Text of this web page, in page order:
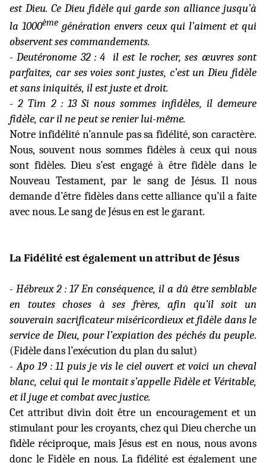
est Dieu. Ce Dieu fidèle qui garde son alliance jusqu’à
la 1000ème génération envers ceux qui l’aiment et qui
observent ses commandements.
- Deutéronome 32 : 4 il est le rocher, ses œuvres sont
parfaites, car ses voies sont justes, c’est un Dieu fidèle
et sans iniquités, il est juste et droit.
- 2 Tim 2 : 13 Si nous sommes infidèles, il demeure
fidèle, car il ne peut se renier lui-même.
Notre infidélité n’annule pas sa fidélité, son caractère.
Nous, souvent nous sommes fidèles à ceux qui nous
sont fidèles. Dieu s’est engagé à être fidèle dans le
Nouveau Testament, par le sang de Jésus. Il nous
demande d’être fidèles dans cette alliance qu’il a faite
avec nous. Le sang de Jésus en est le garant.
La Fidélité est également un attribut de Jésus
- Hébreux 2 : 17 En conséquence, il a dû être semblable
en toutes choses à ses frères, afin qu’il soit un
souverain sacrificateur miséricordieux et fidèle dans le
service de Dieu, pour l’expiation des péchés du peuple.
(Fidèle dans l’exécution du plan du salut)
- Apo 19 : 11 puis je vis le ciel ouvert et voici un cheval
blanc, celui qui le montait s’appelle Fidèle et Véritable,
et il juge et combat avec justice.
Cet attribut divin doit être un encouragement et un
stimulant pour les croyants, chez qui Dieu cherche un
fidèle réciproque, mais Jésus est en nous, nous avons
donc le Fidèle en nous. La fidélité est également une